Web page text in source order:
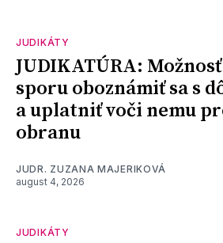
JUDIKÁTY
JUDIKATÚRA:
sporu oboznámiť sa s
a uplatniť voči nemu
obranu
JUDR. ZUZANA MAJERIKOVÁ
august 4, 2026
JUDIKÁTY